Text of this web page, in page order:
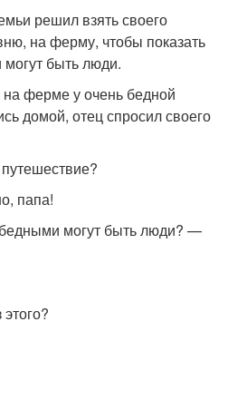
решил взять своего
на ферму, чтобы показать
быть люди.
ферме у очень бедной
домой, отец спросил своего
папа!
могут быть люди? —